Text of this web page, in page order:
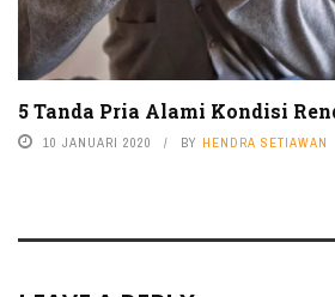
5 Tanda Pria Alami Kondisi
10 JANUARI 2020 BY HENDRA SETIAWAN